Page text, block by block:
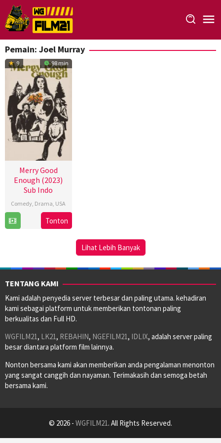
Loncat
ke
konten
Pemain: Joel Murray
9 98 min
Merry Good
Enough (2023)
Sub Indo
Comedy Drama USA
Oct
Caroline
Keene
Tonton
Lihat Lebih Banyak
TENTANG KAMI
Kami adalah penyedia server terbesar dan paling utama. kehadiran
kami sebagai platform untuk memberikan tontonan paling
berkualitas dan Full HD.
WGFILM21, LK21, REBAHIN, NGEFILM21, IDLIX, adalah server paling
besar diantara platform film lainnya.
Nonton bersama kami akan memberikan anda pengalaman menonton
yang sangat canggih dan nayaman. Terimakasih dan semoga betah
bersama kami.
© 2026 - WGFILM21. All Rights Reserved.